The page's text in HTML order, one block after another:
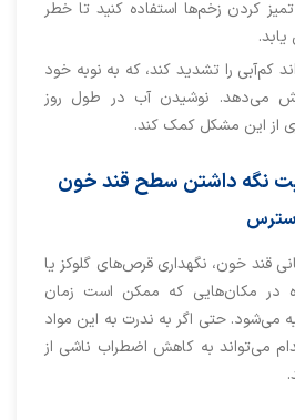
کردن زخم‌ها استفاده کنید تا خطر
کم‌آبی را تشدید کند، که به نوبه خود
می‌دهد. نوشیدن آب در طول روز
از این مشکل کمک کند.
نگه داشتن سطح قند خون
قند خون، نگهداری قرص‌های گلوکز یا
در مکان‌هایی که ممکن است زمان
می‌شود. حتی اگر به ندرت به این مواد
می‌تواند به کاهش اضطراب ناشی از